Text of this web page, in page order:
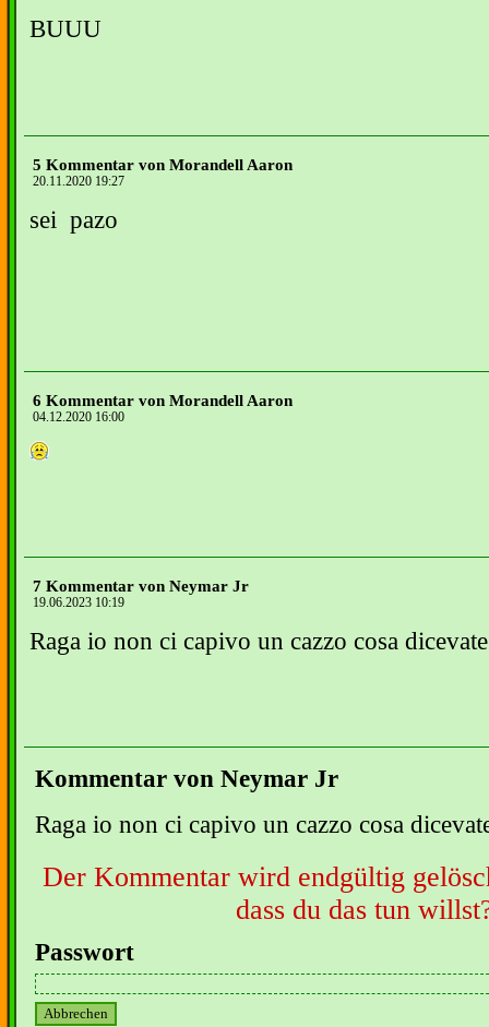
BUUU
5 Kommentar von Morandell Aaron
20.11.2020 19:27
sei pazo
6 Kommentar von Morandell Aaron
04.12.2020 16:00
7 Kommentar von Neymar Jr
19.06.2023 10:19
Raga io non ci capivo un cazzo cosa
Kommentar von Neymar Jr
Raga io non ci capivo un cazzo cosa
Der Kommentar wird endgültig
dass du das tun
Passwort